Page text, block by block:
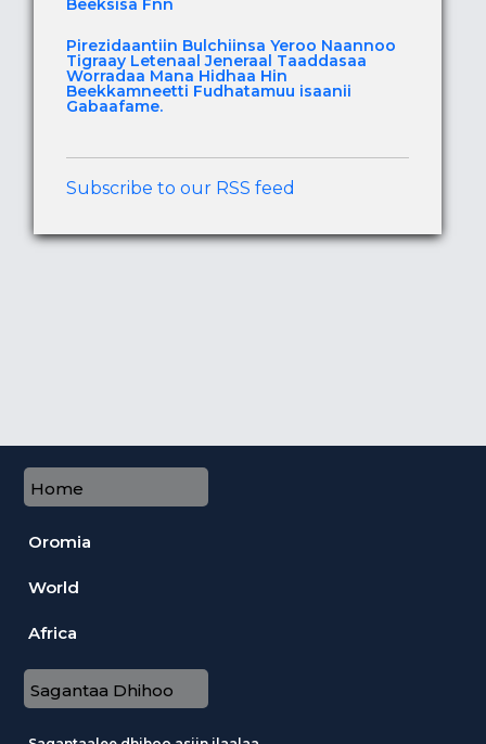
Beeksisa Fnn
Pirezidaantiin Bulchiinsa Yeroo Naannoo
Tigraay Letenaal Jeneraal Taaddasaa
Worradaa Mana Hidhaa Hin
Beekkamneetti Fudhatamuu isaanii
Gabaafame.
Subscribe to our RSS feed
Home
Oromia
World
Africa
Sagantaa Dhihoo